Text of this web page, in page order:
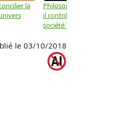
la
Philosophie: Le
il contribuer au progrès de
société ? (plan détaillé)
le 03/10/2018